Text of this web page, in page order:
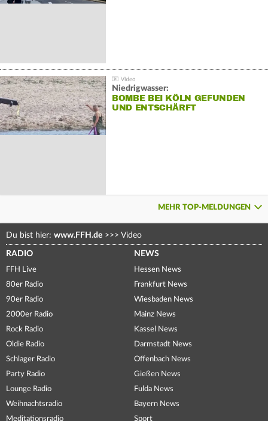
Niedrigwasser:
BOMBE BEI KÖLN GEFUNDEN
UND ENTSCHÄRFT
MEHR TOP-MELDUNGEN
Du bist hier: www.FFH.de >>> Video
RADIO
FFH Live
80er Radio
90er Radio
2000er Radio
Rock Radio
Oldie Radio
Schlager Radio
Party Radio
Lounge Radio
Weihnachtsradio
Meditationsradio
NEWS
Hessen News
Frankfurt News
Wiesbaden News
Mainz News
Kassel News
Darmstadt News
Offenbach News
Gießen News
Fulda News
Bayern News
Sport